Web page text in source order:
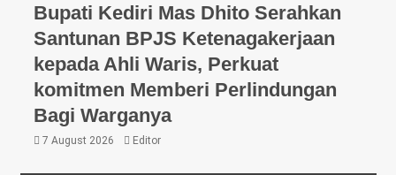
Bupati Kediri Mas Dhito Serahkan
Santunan BPJS Ketenagakerjaan
kepada Ahli Waris, Perkuat
komitmen Memberi Perlindungan
Bagi Warganya
7 August 2026 Editor